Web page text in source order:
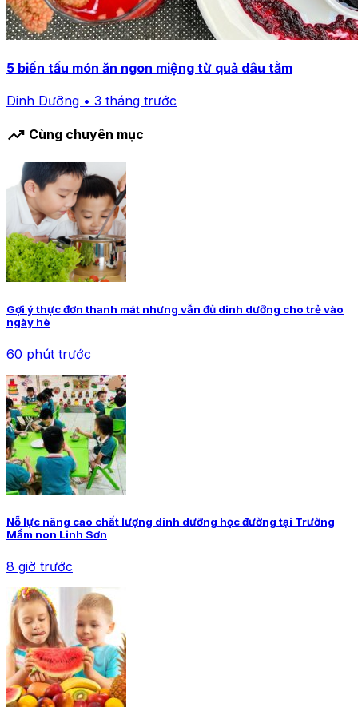
5 biến tấu món ăn ngon miệng từ quả dâu tằm
Dinh Dưỡng • 3 tháng trước
trending_up Cùng chuyên mục
Gợi ý thực đơn thanh mát nhưng vẫn đủ dinh dưỡng cho trẻ vào
ngày hè
60 phút trước
Nỗ lực nâng cao chất lượng dinh dưỡng học đường tại Trường
Mầm non Linh Sơn
8 giờ trước